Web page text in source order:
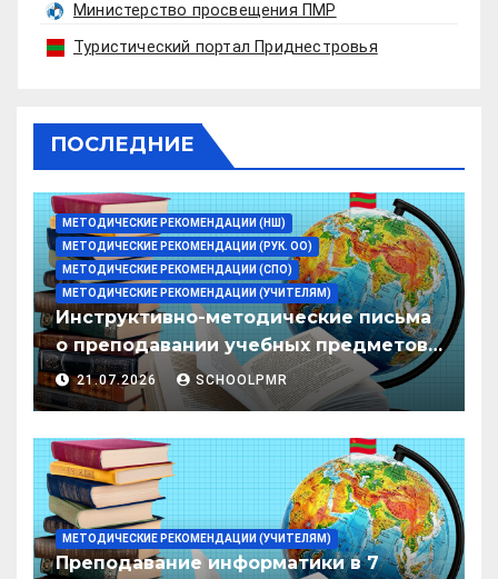
Министерство просвещения ПМР
Туристический портал Приднестровья
ПОСЛЕДНИЕ
МЕТОДИЧЕСКИЕ РЕКОМЕНДАЦИИ (НШ)
МЕТОДИЧЕСКИЕ РЕКОМЕНДАЦИИ (РУК. ОО)
МЕТОДИЧЕСКИЕ РЕКОМЕНДАЦИИ (СПО)
МЕТОДИЧЕСКИЕ РЕКОМЕНДАЦИИ (УЧИТЕЛЯМ)
Инструктивно-методические письма
о преподавании учебных предметов/
дисциплин в организациях
образования ПМР на 2026/27 уч. год
21.07.2026 SCHOOLPMR
МЕТОДИЧЕСКИЕ РЕКОМЕНДАЦИИ (УЧИТЕЛЯМ)
Преподавание информатики в 7